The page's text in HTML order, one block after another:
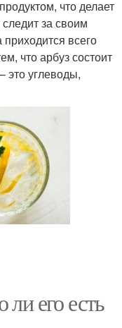
что делает
за своим
всего
что арбуз состоит
это углеводы,
его есть